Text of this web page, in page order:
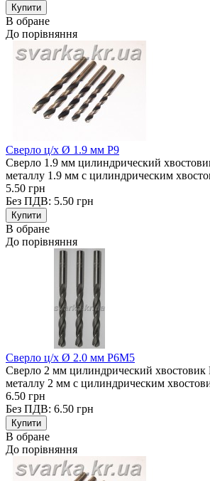
В обране
До порівняння
Сверло ц/х Ø 1.9 мм Р9
Сверло 1.9 мм цилиндрический
металлу 1.9 мм с цилиндрическим
5.50 грн
Без ПДВ: 5.50 грн
В обране
До порівняння
Сверло ц/х Ø 2.0 мм Р6М5
Сверло 2 мм цилиндрический
металлу 2 мм с цилиндрическим
6.50 грн
Без ПДВ: 6.50 грн
В обране
До порівняння